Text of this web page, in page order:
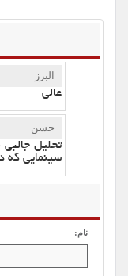
البرز
عالی
حسن
تحلیل جالبی
سینمایی که
نام: